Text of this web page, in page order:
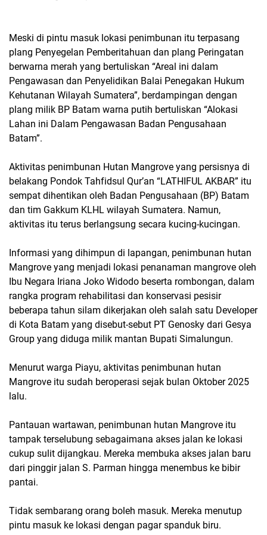
Meski di pintu masuk lokasi penimbunan itu terpasang
plang Penyegelan Pemberitahuan dan plang Peringatan
berwarna merah yang bertuliskan “Areal ini dalam
Pengawasan dan Penyelidikan Balai Penegakan Hukum
Kehutanan Wilayah Sumatera”, berdampingan dengan
plang milik BP Batam warna putih bertuliskan “Alokasi
Lahan ini Dalam Pengawasan Badan Pengusahaan
Batam”.
Aktivitas penimbunan Hutan Mangrove yang persisnya di
belakang Pondok Tahfidsul Qur’an “LATHIFUL AKBAR” itu
sempat dihentikan oleh Badan Pengusahaan (BP) Batam
dan tim Gakkum KLHL wilayah Sumatera. Namun,
aktivitas itu terus berlangsung secara kucing-kucingan.
Informasi yang dihimpun di lapangan, penimbunan hutan
Mangrove yang menjadi lokasi penanaman mangrove oleh
Ibu Negara Iriana Joko Widodo beserta rombongan, dalam
rangka program rehabilitasi dan konservasi pesisir
beberapa tahun silam dikerjakan oleh salah satu Developer
di Kota Batam yang disebut-sebut PT Genosky dari Gesya
Group yang diduga milik mantan Bupati Simalungun.
Menurut warga Piayu, aktivitas penimbunan hutan
Mangrove itu sudah beroperasi sejak bulan Oktober 2025
lalu.
Pantauan wartawan, penimbunan hutan Mangrove itu
tampak terselubung sebagaimana akses jalan ke lokasi
cukup sulit dijangkau. Mereka membuka akses jalan baru
dari pinggir jalan S. Parman hingga menembus ke bibir
pantai.
Tidak sembarang orang boleh masuk. Mereka menutup
pintu masuk ke lokasi dengan pagar spanduk biru.